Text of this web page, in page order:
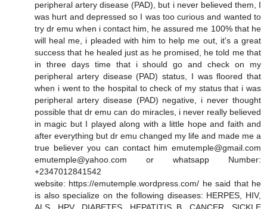
peripheral artery disease (PAD), but i never believed them, I
was hurt and depressed so I was too curious and wanted to
try dr emu when i contact him, he assured me 100% that he
will heal me, i pleaded with him to help me out, it's a great
success that he healed just as he promised, he told me that
in three days time that i should go and check on my
peripheral artery disease (PAD) status, I was floored that
when i went to the hospital to check of my status that i was
peripheral artery disease (PAD) negative, i never thought
possible that dr emu can do miracles, i never really believed
in magic but I played along with a little hope and faith and
after everything but dr emu changed my life and made me a
true believer you can contact him emutemple@gmail.com
emutemple@yahoo.com or whatsapp Number:
+2347012841542
website: https://emutemple.wordpress.com/ he said that he
is also specialize on the following diseases: HERPES, HIV,